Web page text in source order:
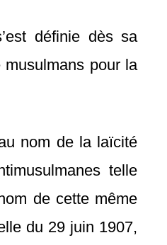
définie dès sa
musulmans pour la
nom de la laïcité
telle
de cette même
du 29 juin 1907,